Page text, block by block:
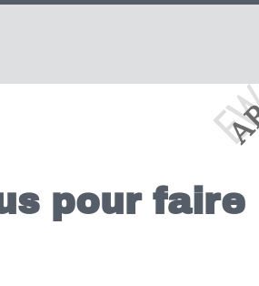
pour faire